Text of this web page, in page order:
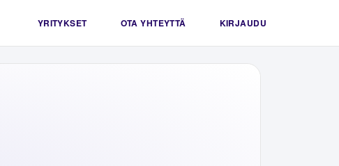
YRITYKSET OTA YHTEYTTÄ KIRJAUDU